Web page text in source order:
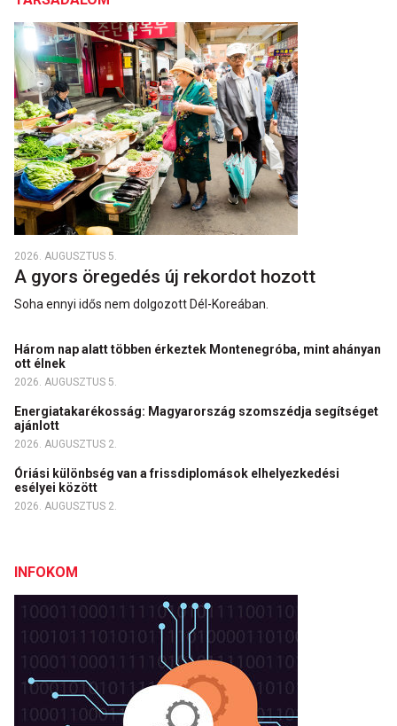
2026. AUGUSZTUS 5.
A gyors öregedés új rekordot hozott
Soha ennyi idős nem dolgozott Dél-Koreában.
Három nap alatt többen érkeztek Montenegróba, mint ahányan
ott élnek
2026. AUGUSZTUS 5.
Energiatakarékosság: Magyarország szomszédja segítséget
ajánlott
2026. AUGUSZTUS 2.
Óriási különbség van a frissdiplomások elhelyezkedési
esélyei között
2026. AUGUSZTUS 2.
INFOKOM